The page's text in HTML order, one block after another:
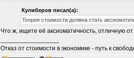
Кулиберов писал(а):
Теория стоимости должна стать
Что ж, ищите её аксиоматичность, отличную
Отказ от стоимости в экономике - путь к